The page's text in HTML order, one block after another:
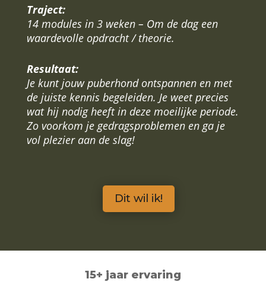
Traject:
14 modules in 3 weken – Om de dag een
waardevolle opdracht / theorie.
Resultaat:
Je kunt jouw puberhond ontspannen en met
de juiste kennis begeleiden. Je weet precies
wat hij nodig heeft in deze moeilijke periode.
Zo voorkom je gedragsproblemen en ga je
vol plezier aan de slag!
Dit wil ik!
15+ jaar ervaring